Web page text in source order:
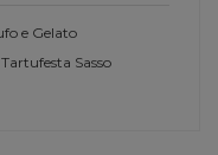
e Gelato
Sasso